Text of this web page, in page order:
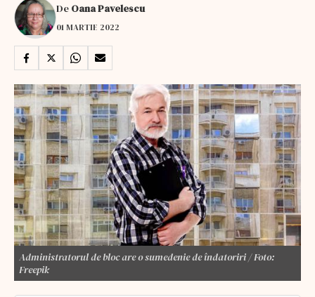
De Oana Pavelescu
01 MARTIE 2022
Administratorul de bloc are o sumedenie de îndatoriri / Foto:
Freepik